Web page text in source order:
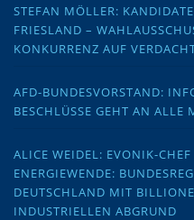
STEFAN MÖLLER:
FRIESLAND –
KONKURRENZ AUF
AFD-BUNDESVORSTAND:
BESCHLÜSSE GEHT AN ALLE
ALICE WEIDEL: EVONIK-CHEF
ENERGIEWENDE:
DEUTSCHLAND MIT
INDUSTRIELLEN ABGRUND